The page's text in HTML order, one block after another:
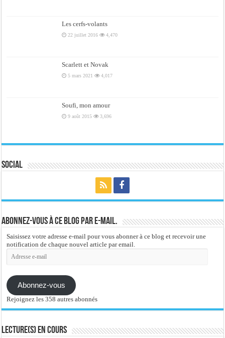
Les cerfs-volants
22 juillet 2016 4,470
Scarlett et Novak
5 mars 2021 4,017
Soufi, mon amour
9 août 2015 3,696
Social
Abonnez-vous à ce blog par e-mail.
Saisissez votre adresse e-mail pour vous abonner à ce blog et recevoir une
notification de chaque nouvel article par email.
Adresse
e-
Abonnez-vous
Rejoignez les 358 autres abonnés
Lecture(s) en cours